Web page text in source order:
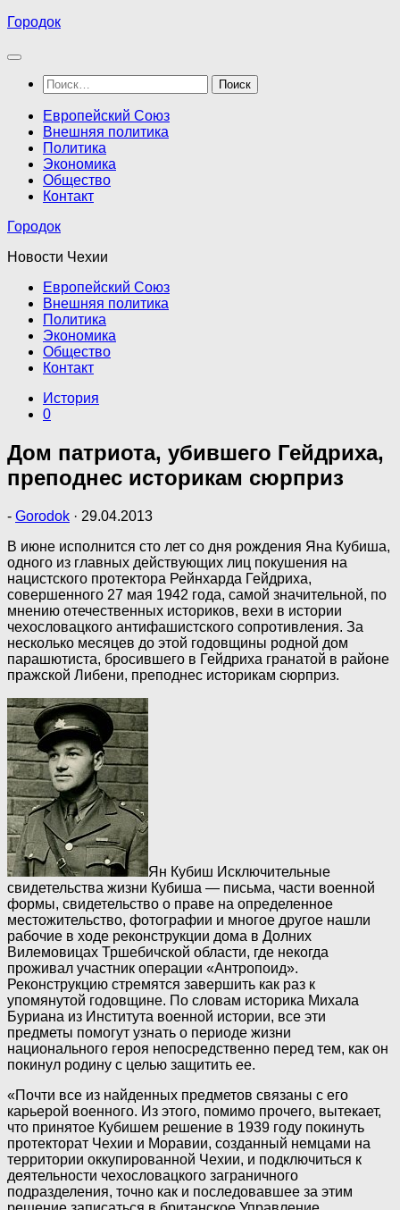
Перейти
содержимому
Городок
Найти:
Европейский Союз
Внешняя политика
Политика
Экономика
Общество
Контакт
Городок
Новости Чехии
Европейский Союз
Внешняя политика
Политика
Экономика
Общество
Контакт
История
0
Дом патриота, убившего Гейдриха,
преподнес историкам сюрприз
- Gorodok · 29.04.2013
В июне исполнится сто лет со дня рождения Яна Кубиша,
одного из главных действующих лиц покушения на
нацистского протектора Рейнхарда Гейдриха,
совершенного 27 мая 1942 года, самой значительной, по
мнению отечественных историков, вехи в истории
чехословацкого антифашистского сопротивления. За
несколько месяцев до этой годовщины родной дом
парашютиста, бросившего в Гейдриха гранатой в районе
пражской Либени, преподнес историкам сюрприз.
Ян Кубиш Исключительные
свидетельства жизни Кубиша — письма, части военной
формы, свидетельство о праве на определенное
местожительство, фотографии и многое другое нашли
рабочие в ходе реконструкции дома в Долних
Вилемовицах Тршебичской области, где некогда
проживал участник операции «Антропоид».
Реконструкцию стремятся завершить как раз к
упомянутой годовщине. По словам историка Михала
Буриана из Института военной истории, все эти
предметы помогут узнать о периоде жизни
национального героя непосредственно перед тем, как он
покинул родину с целью защитить ее.
«Почти все из найденных предметов связаны с его
карьерой военного. Из этого, помимо прочего, вытекает,
что принятое Кубишем решение в 1939 году покинуть
протекторат Чехии и Моравии, созданный немцами на
территории оккупированной Чехии, и подключиться к
деятельности чехословацкого заграничного
подразделения, точно как и последовавшее за этим